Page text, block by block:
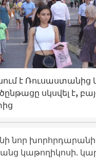
է Ռուսաստանից
սկսվել է,
նոր
կաթողիկոսի.